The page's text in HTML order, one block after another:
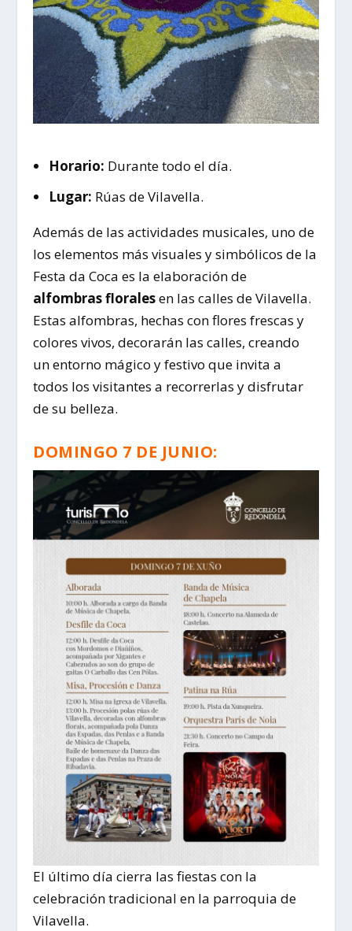
Horario: Durante todo el día.
Lugar: Rúas de Vilavella.
Además de las actividades musicales, uno de
los elementos más visuales y simbólicos de la
Festa da Coca es la elaboración de
alfombras floralesen las calles de Vilavella.
Estas alfombras, hechas con flores frescas y
colores vivos, decorarán las calles, creando
un entorno mágico y festivo que invita a
todos los visitantes a recorrerlas y disfrutar
de su belleza.
DOMINGO 7 DE JUNIO:
El último día cierra las fiestas con la
celebración tradicional en la parroquia de
Vilavella.